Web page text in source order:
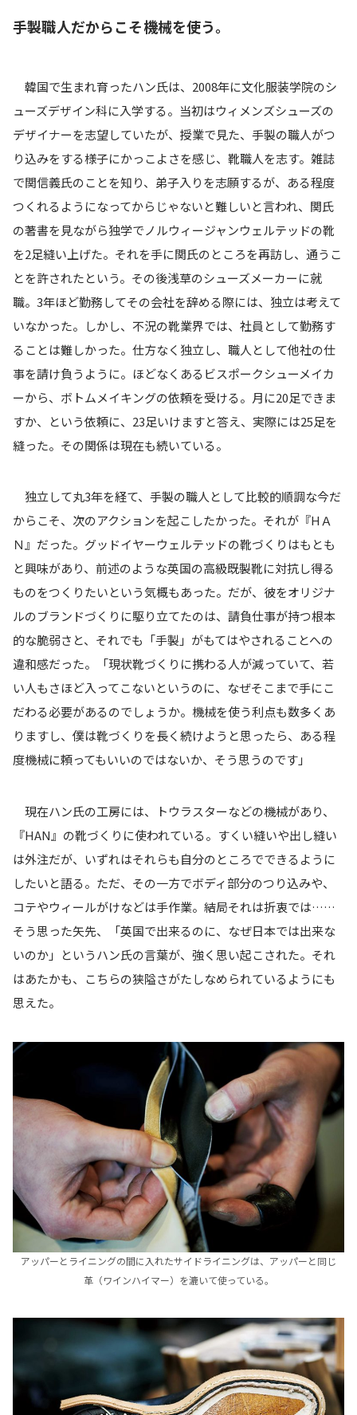
手製職人だからこそ機械を使う。
韓国で生まれ育ったハン氏は、2008年に文化服装学院のシ
ューズデザイン科に入学する。当初はウィメンズシューズの
デザイナーを志望していたが、授業で見た、手製の職人がつ
り込みをする様子にかっこよさを感じ、靴職人を志す。雑誌
で関信義氏のことを知り、弟子入りを志願するが、ある程度
つくれるようになってからじゃないと難しいと言われ、関氏
の著書を見ながら独学でノルウィージャンウェルテッドの靴
を2足縫い上げた。それを手に関氏のところを再訪し、通うこ
とを許されたという。その後浅草のシューズメーカーに就
職。3年ほど勤務してその会社を辞める際には、独立は考えて
いなかった。しかし、不況の靴業界では、社員として勤務す
ることは難しかった。仕方なく独立し、職人として他社の仕
事を請け負うように。ほどなくあるビスポークシューメイカ
ーから、ボトムメイキングの依頼を受ける。月に20足できま
すか、という依頼に、23足いけますと答え、実際には25足を
縫った。その関係は現在も続いている。
独立して丸3年を経て、手製の職人として比較的順調な今だ
からこそ、次のアクションを起こしたかった。それが『HＡ
Ｎ』だった。グッドイヤーウェルテッドの靴づくりはもとも
と興味があり、前述のような英国の高級既製靴に対抗し得る
ものをつくりたいという気概もあった。だが、彼をオリジナ
ルのブランドづくりに駆り立てたのは、請負仕事が持つ根本
的な脆弱さと、それでも「手製」がもてはやされることへの
違和感だった。「現状靴づくりに携わる人が減っていて、若
い人もさほど入ってこないというのに、なぜそこまで手にこ
だわる必要があるのでしょうか。機械を使う利点も数多くあ
りますし、僕は靴づくりを長く続けようと思ったら、ある程
度機械に頼ってもいいのではないか、そう思うのです」
現在ハン氏の工房には、トウラスターなどの機械があり、
『HAN』の靴づくりに使われている。すくい縫いや出し縫い
は外注だが、いずれはそれらも自分のところでできるように
したいと語る。ただ、その一方でボディ部分のつり込みや、
コテやウィールがけなどは手作業。結局それは折衷では……
そう思った矢先、「英国で出来るのに、なぜ日本では出来な
いのか」というハン氏の言葉が、強く思い起こされた。それ
はあたかも、こちらの狭隘さがたしなめられているようにも
思えた。
アッパーとライニングの間に入れたサイドライニングは、アッパーと同じ
革（ワインハイマー）を漉いて使っている。